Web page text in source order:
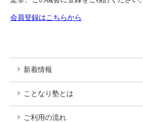
会員登録はこちらから
新着情報
ことなり塾とは
ご利用の流れ